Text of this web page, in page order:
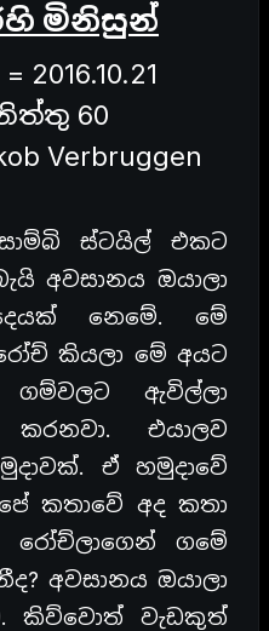
මිනිසුන්
60
Verbruggen
ස්ටයිල් එකට
අවසානය ඔයාලා
නෙමේ. මේ
කියලා මේ අයට
ගම්වලට ඇවිල්ලා
එයාලව
ඒ හමුදාවේ
කතාවේ අද කතා
රෝච්ලාගෙන් ගමේ
අවසානය ඔයාලා
කිව්වොත් වැඩකුත්